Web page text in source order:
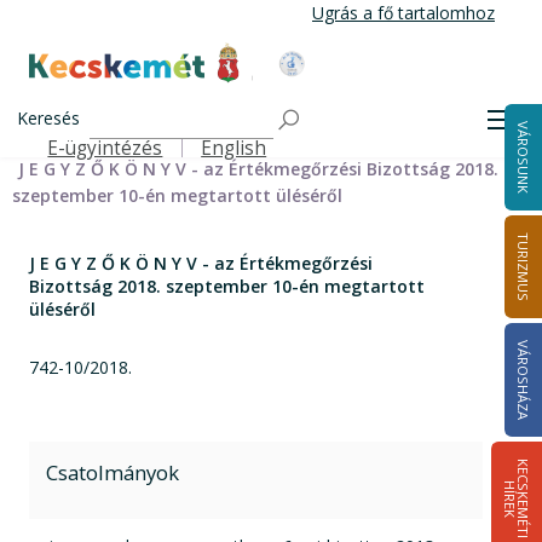
tartalomra
Ugrás a fő tartalomhoz
Kecskemét Város Honlapja
Keresés
Felső navigáció
E-ügyintézés English VÁROSUNK
TURIZMUS
VÁROSHÁZA
K
E
C
S
K
E
M
É
T
I
HÍ
R
E
K
Önkormányzat
Bizottságok 2014-2024
Értékmegőrzési Bizottság 2014-2024
Értékmegőrzési Bizottság jegyzőkönyvei 2014-2019
J E G Y Z Ő K Ö N Y V - az Értékmegőrzési Bizottság 2018.
szeptember 10-én megtartott üléséről
J E G Y Z Ő K Ö N Y V - az Értékmegőrzési
Bizottság 2018. szeptember 10-én megtartott
üléséről
742-10/2018.
Csatolmányok